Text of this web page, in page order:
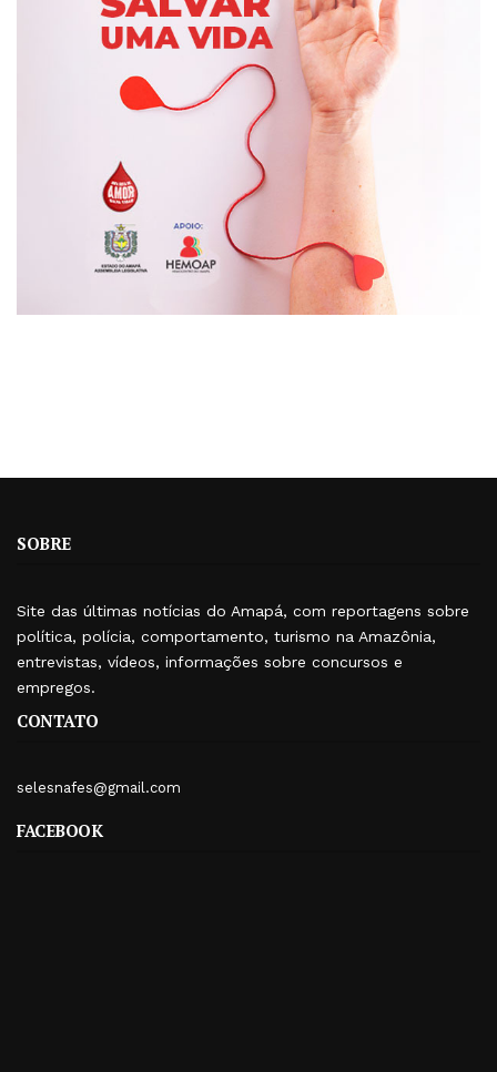
SOBRE
Site das últimas notícias do Amapá, com reportagens sobre
política, polícia, comportamento, turismo na Amazônia,
entrevistas, vídeos, informações sobre concursos e
empregos.
CONTATO
selesnafes@gmail.com
FACEBOOK